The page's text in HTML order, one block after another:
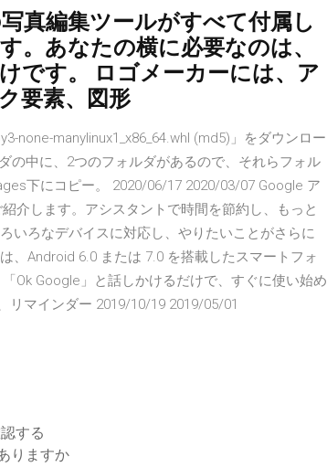
真編集ツールがすべて付属し
。あなたの横に必要なのは、
です。 ロゴメーカーには、ア
要素、図形
none-manylinux1_x86_64.whl (md5)」をダウンロー
の中に、2つのフォルダがあるので、それらフォル
下にコピー。 2020/06/17 2020/03/07 Google ア
介します。アシスタントで時間を節約し、もっと
いろなデバイスに対応し、やりたいことがさらに
、Android 6.0 または 7.0 を搭載したスマートフォ
Ok Google」と話しかけるだけで、すぐに使い始め
リマインダー 2019/10/19 2019/05/01
する
りますか